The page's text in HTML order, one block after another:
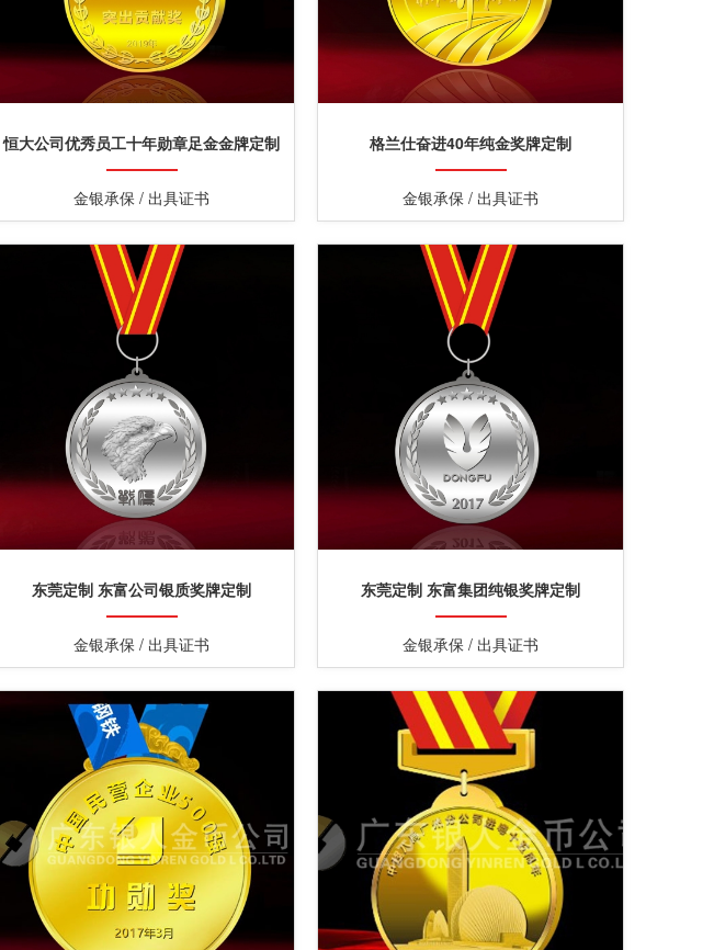
恒大公司优秀员工十年勋章足金金牌定制
金银承保 / 出具证书
格兰仕奋进40年纯金奖牌定制
金银承保 / 出具证书
东莞定制 东富公司银质奖牌定制
金银承保 / 出具证书
东莞定制 东富集团纯银奖牌定制
金银承保 / 出具证书